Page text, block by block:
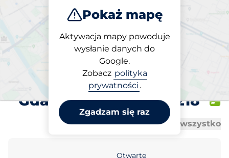
Pokaż mapę
Aktywacja mapy powoduje
wysłanie danych do
Google.
Zobacz polityka
prywatności .
Zgadzam się raz
Parkuj
Parking na miejscu
Centrum Kartuska
Gdańsk ul. Kartuska 218
Otwórz wszystkoZamknij wszystko
Otwarte